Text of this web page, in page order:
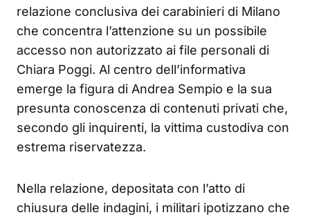
relazione conclusiva dei carabinieri di Milano
che concentra l’attenzione su un possibile
accesso non autorizzato ai file personali di
Chiara Poggi. Al centro dell’informativa
emerge la figura di Andrea Sempio e la sua
presunta conoscenza di contenuti privati che,
secondo gli inquirenti, la vittima custodiva con
estrema riservatezza.
Nella relazione, depositata con l’atto di
chiusura delle indagini, i militari ipotizzano che